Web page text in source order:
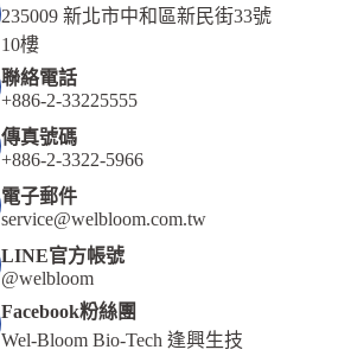
235009 新北市中和區新民街33號
10樓
聯絡電話
+886-2-33225555
傳真號碼
+886-2-3322-5966
電子郵件
service@welbloom.com.tw
LINE官方帳號
@welbloom
Facebook粉絲團
Wel-Bloom Bio-Tech 逢興生技